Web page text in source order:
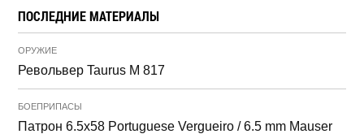
ПОСЛЕДНИЕ МАТЕРИАЛЫ
ОРУЖИЕ
Револьвер Taurus M 817
БОЕПРИПАСЫ
Патрон 6.5x58 Portuguese Vergueiro / 6.5 mm Mauser